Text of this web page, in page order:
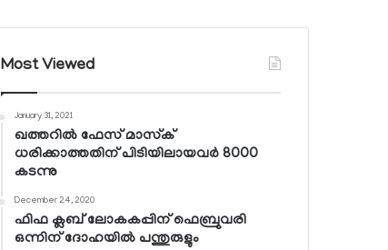
Most Viewed
January 31, 2021
ഖത്തറില്‍ ഫേസ് മാസ്‌ക്
ധരിക്കാത്തതിന് പിടിയിലായവര്‍ 8000
കടന്നു
December 24, 2020
ഫിഫ ക്ലബ് ലോകകപ്പിന് ഫെബ്രുവരി
ഒന്നിന് ദോഹയില്‍ പന്തുരുളും